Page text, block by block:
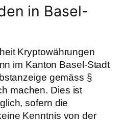
in Basel-
Kryptowährungen
im Kanton Basel-Stadt
gemäss §
machen. Dies ist
sofern die
Kenntnis von der